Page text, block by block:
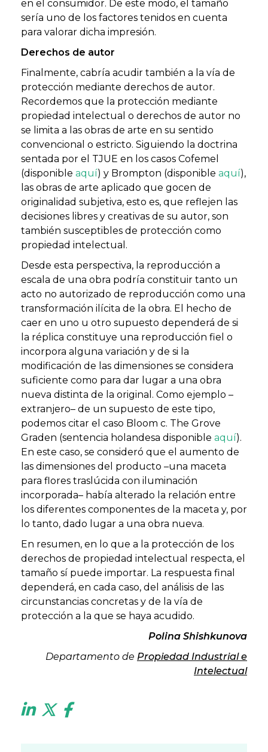
en el consumidor. De este modo, el tamaño
sería uno de los factores tenidos en cuenta
para valorar dicha impresión.
Derechos de autor
Finalmente, cabría acudir también a la vía de
protección mediante derechos de autor.
Recordemos que la protección mediante
propiedad intelectual o derechos de autor no
se limita a las obras de arte en su sentido
convencional o estricto. Siguiendo la doctrina
sentada por el TJUE en los casos Cofemel
(disponible aquí) y Brompton (disponible aquí),
las obras de arte aplicado que gocen de
originalidad subjetiva, esto es, que reflejen las
decisiones libres y creativas de su autor, son
también susceptibles de protección como
propiedad intelectual.
Desde esta perspectiva, la reproducción a
escala de una obra podría constituir tanto un
acto no autorizado de reproducción como una
transformación ilícita de la obra. El hecho de
caer en uno u otro supuesto dependerá de si
la réplica constituye una reproducción fiel o
incorpora alguna variación y de si la
modificación de las dimensiones se considera
suficiente como para dar lugar a una obra
nueva distinta de la original. Como ejemplo –
extranjero– de un supuesto de este tipo,
podemos citar el caso Bloom c. The Grove
Graden (sentencia holandesa disponible aquí).
En este caso, se consideró que el aumento de
las dimensiones del producto –una maceta
para flores traslúcida con iluminación
incorporada– había alterado la relación entre
los diferentes componentes de la maceta y, por
lo tanto, dado lugar a una obra nueva.
En resumen, en lo que a la protección de los
derechos de propiedad intelectual respecta, el
tamaño sí puede importar. La respuesta final
dependerá, en cada caso, del análisis de las
circunstancias concretas y de la vía de
protección a la que se haya acudido.
Polina Shishkunova
Departamento de Propiedad Industrial e
Intelectual